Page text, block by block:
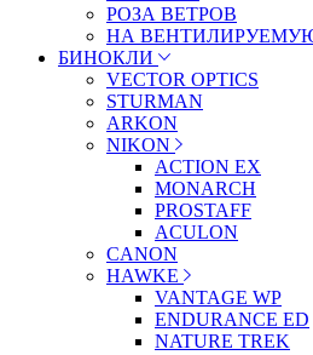
РОЗА ВЕТРОВ
НА
БИНОКЛИ
VECTOR OPTICS
STURMAN
ARKON
NIKON
ACTION EX
MONARCH
PROSTAFF
ACULON
CANON
HAWKE
VANTAGE WP
ENDURANCE ED
NATURE TREK